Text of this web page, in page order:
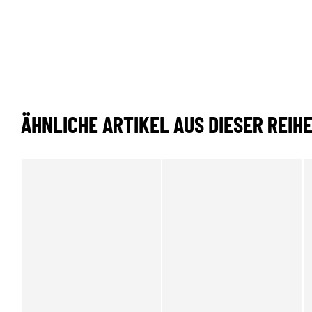
ÄHNLICHE ARTIKEL AUS DIESER REIHE